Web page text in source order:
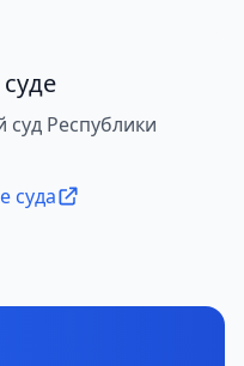
суд Республики
суда